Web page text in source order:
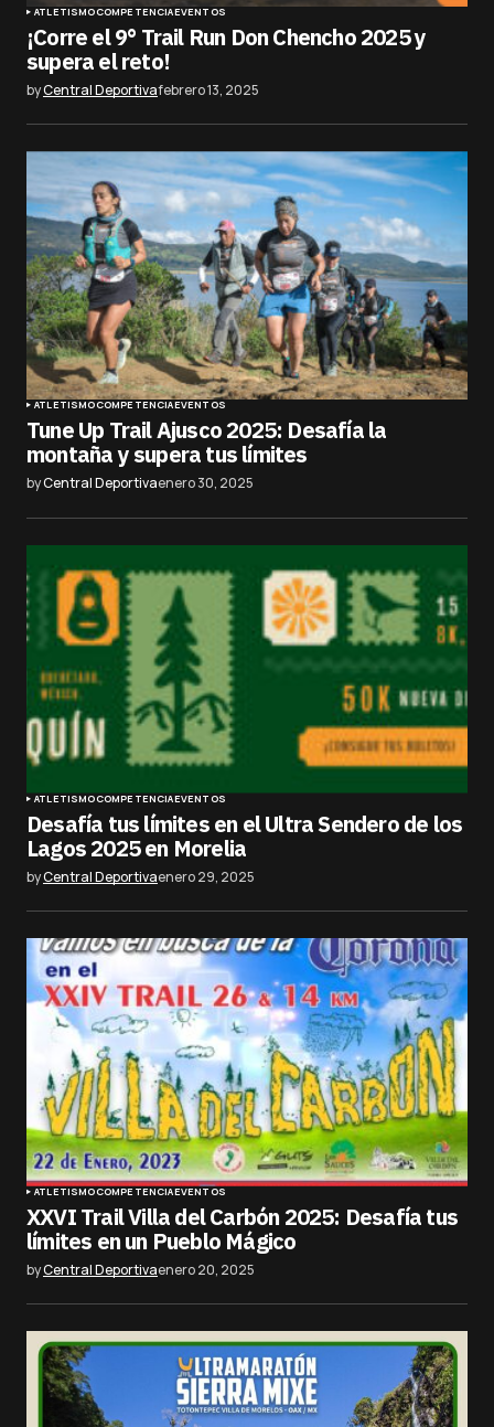
ATLETISMOCOMPETENCIAEVENTOS
¡Corre el 9° Trail Run Don Chencho 2025 y
supera el reto!
byCentral Deportivafebrero 13, 2025
ATLETISMOCOMPETENCIAEVENTOS
Tune Up Trail Ajusco 2025: Desafía la
montaña y supera tus límites
byCentral Deportivaenero 30, 2025
ATLETISMOCOMPETENCIAEVENTOS
Desafía tus límites en el Ultra Sendero de los
Lagos 2025 en Morelia
byCentral Deportivaenero 29, 2025
ATLETISMOCOMPETENCIAEVENTOS
XXVI Trail Villa del Carbón 2025: Desafía tus
límites en un Pueblo Mágico
byCentral Deportivaenero 20, 2025